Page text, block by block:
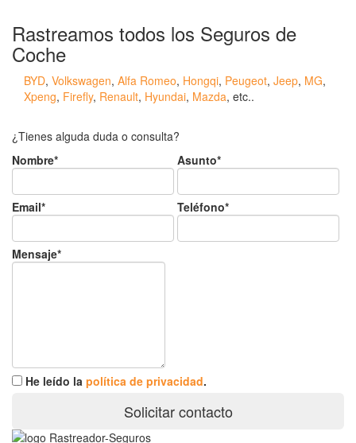
Rastreamos todos los Seguros de
Coche
BYD, Volkswagen, Alfa Romeo, Hongqi, Peugeot, Jeep, MG,
Xpeng, Firefly, Renault, Hyundai, Mazda, etc..
¿Tienes alguda duda o consulta?
Nombre*
Asunto*
Email* Teléfono*
Mensaje*
He leído la política de privacidad.
Solicitar contacto